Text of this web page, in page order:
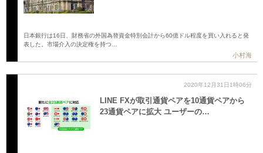
日本銀行は16日、財務省の外国為替資金特別会計から60億ドル程度を買い入れると発
表した。市場介入の決定権を持つ…
小村海
2020年12月31日1時06分
LINE FXが取引通貨ペアを10通貨ペアから
23通貨ペアに拡大 ユーザーの…